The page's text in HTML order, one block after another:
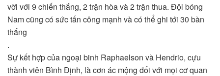
vời với 9 chiến thắng, 2 trận hòa và 2 trận thua. Đội bóng
Nam cũng có sức tấn công mạnh và có thể ghi tới 30 bàn
thắng
.
Sự kết hợp của ngoại binh Raphaelson và Hendrio, cựu
thành viên Bình Định, là cơn ác mộng đối với mọi cơ quan